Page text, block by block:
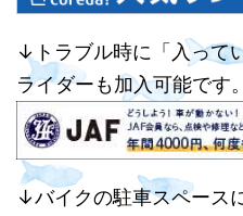
↓トラブル時に「入って
ライダーも加入可能です。
↓バイクの駐車スペース